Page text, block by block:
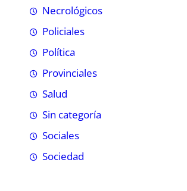
Necrológicos
Policiales
Política
Provinciales
Salud
Sin categoría
Sociales
Sociedad